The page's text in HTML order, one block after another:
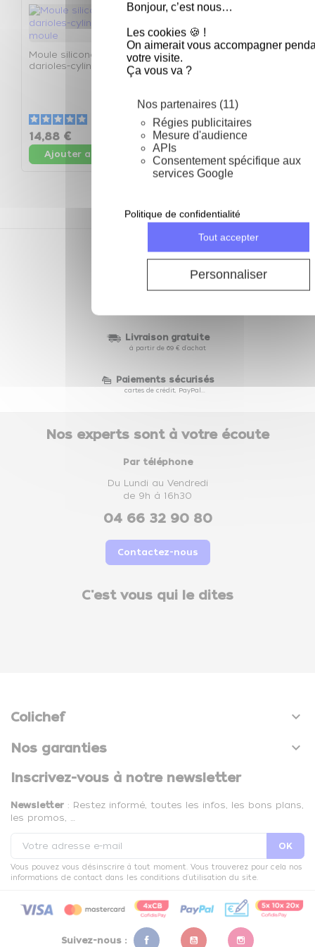
Bonjour, c’est nous…
Les cookies 🍪 !
On aimerait vous accompagner
votre visite.
Ça vous va ?
Nos partenaires (11)
Régies publicitaires
Mesure d'audience
APIs
Consentement spécifique aux
services Google
Tout accepter
Personnaliser
Politique de confidentialité
Moule silicone 12
darioles-cylindres - Le
avis
14,88 €
Ajouter au panier
Moule silicone 16 petits
fours ovales - Le moule
5/5-
12,89 €
Ajouter au panier
Depuis 2002
Livraison gratuite
à partir de 69 € d'achat
Paiements sécurisés
cartes de crédit, PayPal...
Nos experts sont à votre écoute
Par téléphone
Du Lundi au Vendredi
de 9h à 16h30
04 66 32 90 80
Contactez-nous
C'est vous qui le dites
Colichef 
Nos garanties 
Inscrivez-vous à notre newsletter
Newsletter : Restez informé, toutes les infos, les bons plans,
les promos, …
Vous pouvez vous désinscrire à tout moment. Vous trouverez pour cela nos
informations de contact dans les conditions d'utilisation du site.
Suivez-nous :